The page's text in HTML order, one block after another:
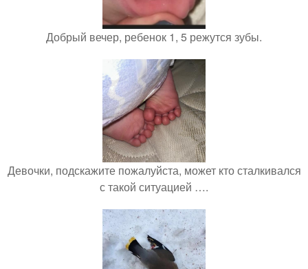
Добрый вечер, ребенок 1, 5 режутся зубы.
Девочки, подскажите пожалуйста, может кто сталкивался
с такой ситуацией ….